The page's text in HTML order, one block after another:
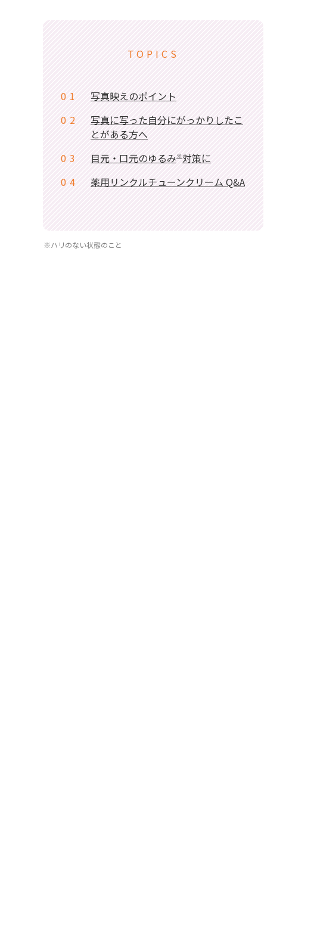
TOPICS
01
写真映えのポイント
02
写真に写った自分にがっかりしたこ
とがある方へ
03
目元・口元のゆるみ※対策に
04
薬用リンクルチューンクリーム Q&A
※ハリのない状態のこと